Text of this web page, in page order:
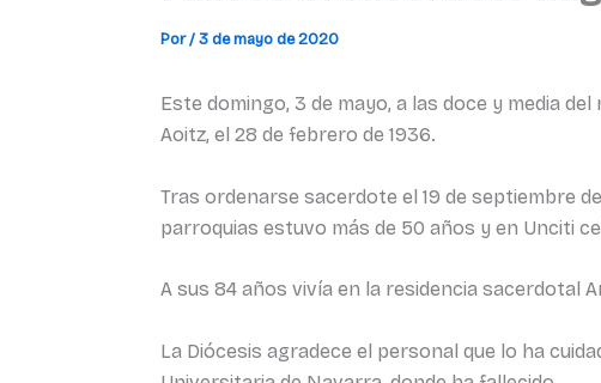
Por/3 de mayo de 2020
Este domingo, 3 de mayo, a las doce y media
Aoitz, el 28 de febrero de 1936.
Tras ordenarse sacerdote el 19 de septiembre
parroquias estuvo más de 50 años y en Unciti
A sus 84 años vivía en la residencia sacerdotal
La Diócesis agradece el personal que lo ha